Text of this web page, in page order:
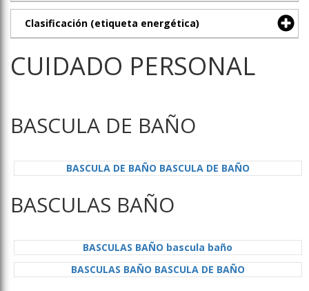
Clasificación (etiqueta energética)
CUIDADO PERSONAL
BASCULA DE BAÑO
BASCULA DE BAÑO BASCULA DE BAÑO
BASCULAS BAÑO
BASCULAS BAÑO bascula baño
BASCULAS BAÑO BASCULA DE BAÑO